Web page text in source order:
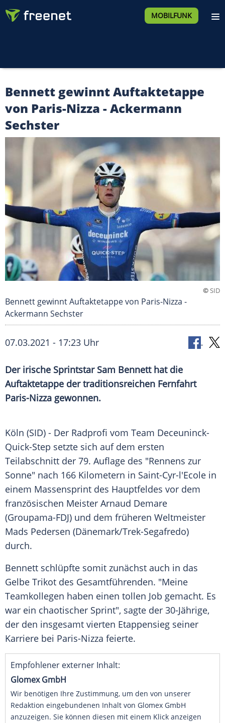
MOBILFUNK
Bennett gewinnt Auftaktetappe
von Paris-Nizza - Ackermann
Sechster
©SID
Bennett gewinnt Auftaktetappe von Paris-Nizza -
Ackermann Sechster
07.03.2021 - 17:23 Uhr
Der irische Sprintstar Sam Bennetthat die
Auftaktetappe der traditionsreichen Fernfahrt
Paris-Nizza gewonnen.
Köln (SID) - Der Radprofi vom Team Deceuninck-
Quick-Step setzte sich auf dem ersten
Teilabschnitt der 79. Auflage des "Rennens zur
Sonne" nach 166 Kilometern in Saint-Cyr-l'Ecole in
einem Massensprint des Hauptfeldes vor dem
französischen Meister Arnaud Demare
(Groupama-FDJ) und dem früheren Weltmeister
Mads Pedersen (Dänemark/Trek-Segafredo)
durch.
Bennett schlüpfte somit zunächst auch in das
Gelbe Trikot des Gesamtführenden. "Meine
Teamkollegen haben einen tollen Job gemacht. Es
war ein chaotischer Sprint", sagte der 30-Jährige,
der den insgesamt vierten Etappensieg seiner
Karriere bei Paris-Nizza feierte.
Empfohlener externer Inhalt:
Glomex GmbH
Wir benötigen Ihre Zustimmung, um den von unserer
Redaktion eingebundenen Inhalt von Glomex GmbH
anzuzeigen. Sie können diesen mit einem Klick anzeigen